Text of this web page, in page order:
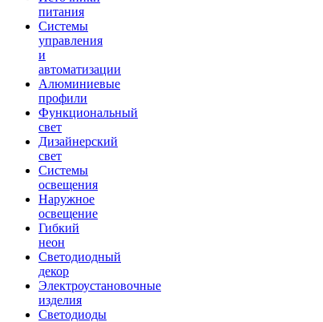
питания
Системы
управления
и
автоматизации
Алюминиевые
профили
Функциональный
свет
Дизайнерский
свет
Системы
освещения
Наружное
освещение
Гибкий
неон
Светодиодный
декор
Электроустановочные
изделия
Светодиоды